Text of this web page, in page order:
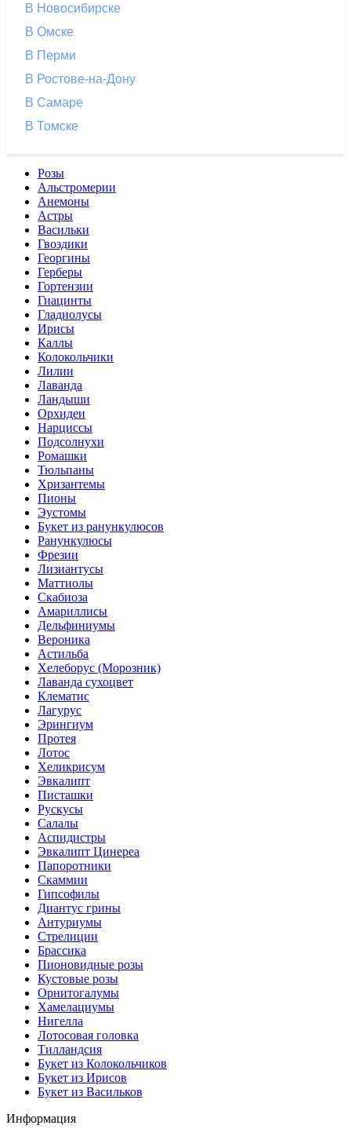
В Новосибирске
В Омске
В Перми
В Ростове-на-Дону
В Самаре
В Томске
Розы
Альстромерии
Анемоны
Астры
Васильки
Гвоздики
Георгины
Герберы
Гортензии
Гиацинты
Гладиолусы
Ирисы
Каллы
Колокольчики
Лилии
Лаванда
Ландыши
Орхидеи
Нарциссы
Подсолнухи
Ромашки
Тюльпаны
Хризантемы
Пионы
Эустомы
Букет из ранункулюсов
Ранункулюсы
Фрезии
Лизиантусы
Маттиолы
Скабиоза
Амариллисы
Дельфиниумы
Вероника
Астильба
Хелеборус (Морозник)
Лаванда сухоцвет
Клематис
Лагурус
Эрингиум
Протея
Лотос
Хеликрисум
Эвкалипт
Писташки
Рускусы
Салалы
Аспидистры
Эвкалипт Цинереа
Папоротники
Скаммии
Гипсофилы
Диантус грины
Антуриумы
Стрелиции
Брассика
Пионовидные розы
Кустовые розы
Орнитогалумы
Хамелациумы
Нигелла
Лотосовая головка
Тилландсия
Букет из Колокольчиков
Букет из Ирисов
Букет из Васильков
Информация